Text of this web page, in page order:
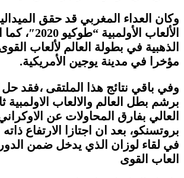
وكان العداء المغربي قد حقق
الألعاب
الذهبية في بطولة العالم لألعاب
مؤخرا في مدينة يوجين الأمريكية.
وفي باقي نتائج هذا الملتقى ،فقد
برشم بطل العالم والالعاب الاولمبية
العالي بفارق المحاولات عن
في لقاء لوزان الذي يدخل ضمن
العاب القوى